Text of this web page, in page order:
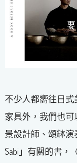
不少人都嚮往日
家具外，我們也
景設計師、頌缽演
Sabi」有關的書，